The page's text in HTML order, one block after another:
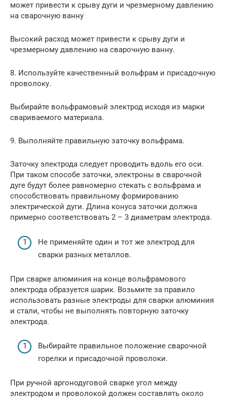
может привести к срыву дуги и чрезмерному давлению
на сварочную ванну
Высокий расход может привести к срыву дуги и
чрезмерному давлению на сварочную ванну.
8. Используйте качественный вольфрам и присадочную
проволоку.
Выбирайте вольфрамовый электрод исходя из марки
свариваемого материала.
9. Выполняйте правильную заточку вольфрама.
Заточку электрода следует проводить вдоль его оси.
При таком способе заточки, электроны в сварочной
дуге будут более равномерно стекать с вольфрама и
способствовать правильному формированию
электрической дуги. Длина конуса заточки должна
примерно соответствовать 2 – 3 диаметрам электрода.
Не применяйте один и тот же электрод для
сварки разных металлов.
При сварке алюминия на конце вольфрамового
электрода образуется шарик. Возьмите за правило
использовать разные электроды для сварки алюминия
и стали, чтобы не выполнять повторную заточку
электрода.
Выбирайте правильное положение сварочной
горелки и присадочной проволоки.
При ручной аргонодуговой сварке угол между
электродом и проволокой должен составлять около